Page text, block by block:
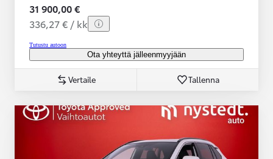
31 900,00 €
336,27 € / kk
Tutustu autoon
Ota yhteyttä jälleenmyyjään
Vertaile Tallenna